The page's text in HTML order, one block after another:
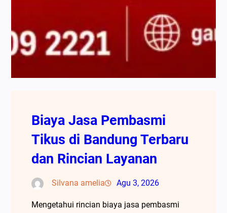
Biaya Jasa Pembasmi
Tikus di Bandung Terbaru
dan Rincian Layanan
Silvana amelia Agu 3, 2026
Mengetahui rincian biaya jasa pembasmi